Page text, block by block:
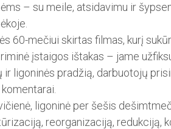
– su meile, atsidavimu ir
60-mečiui skirtas filmas, kurį
įstaigos ištakas – jame
ligoninės pradžią, darbuotojų
ligoninė per šešis
reorganizaciją, redukciją,